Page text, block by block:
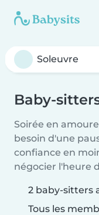
Baby-
Soirée en
besoin d'une
confiance en
négocier l'heure
2 baby-sitters
Tous les